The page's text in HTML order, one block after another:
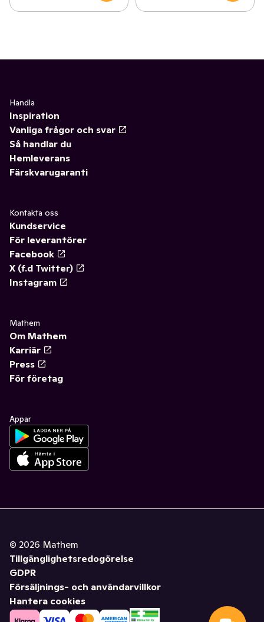
Handla
Inspiration
Vanliga frågor och svar
Så handlar du
Hemleverans
Färskvarugaranti
Kontakta oss
Kundservice
För leverantörer
Facebook
X (f.d Twitter)
Instagram
Mathem
Om Mathem
Karriär
Press
För företag
Appar
© 2026 Mathem
Tillgänglighetsredogörelse
GDPR
Försäljnings- och användarvillkor
Hantera cookies